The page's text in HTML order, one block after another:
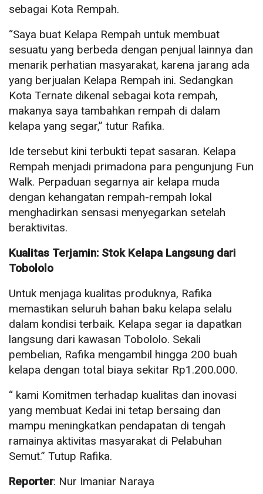
sebagai Kota Rempah.
“Saya buat Kelapa Rempah untuk membuat
sesuatu yang berbeda dengan penjual lainnya dan
menarik perhatian masyarakat, karena jarang ada
yang berjualan Kelapa Rempah ini. Sedangkan
Kota Ternate dikenal sebagai kota rempah,
makanya saya tambahkan rempah di dalam
kelapa yang segar,” tutur Rafika.
Ide tersebut kini terbukti tepat sasaran. Kelapa
Rempah menjadi primadona para pengunjung Fun
Walk. Perpaduan segarnya air kelapa muda
dengan kehangatan rempah-rempah lokal
menghadirkan sensasi menyegarkan setelah
beraktivitas.
Kualitas Terjamin: Stok Kelapa Langsung dari
Tobololo
Untuk menjaga kualitas produknya, Rafika
memastikan seluruh bahan baku kelapa selalu
dalam kondisi terbaik. Kelapa segar ia dapatkan
langsung dari kawasan Tobololo. Sekali
pembelian, Rafika mengambil hingga 200 buah
kelapa dengan total biaya sekitar Rp1.200.000.
“ kami Komitmen terhadap kualitas dan inovasi
yang membuat Kedai ini tetap bersaing dan
mampu meningkatkan pendapatan di tengah
ramainya aktivitas masyarakat di Pelabuhan
Semut.” Tutup Rafika.
Reporter: Nur Imaniar Naraya